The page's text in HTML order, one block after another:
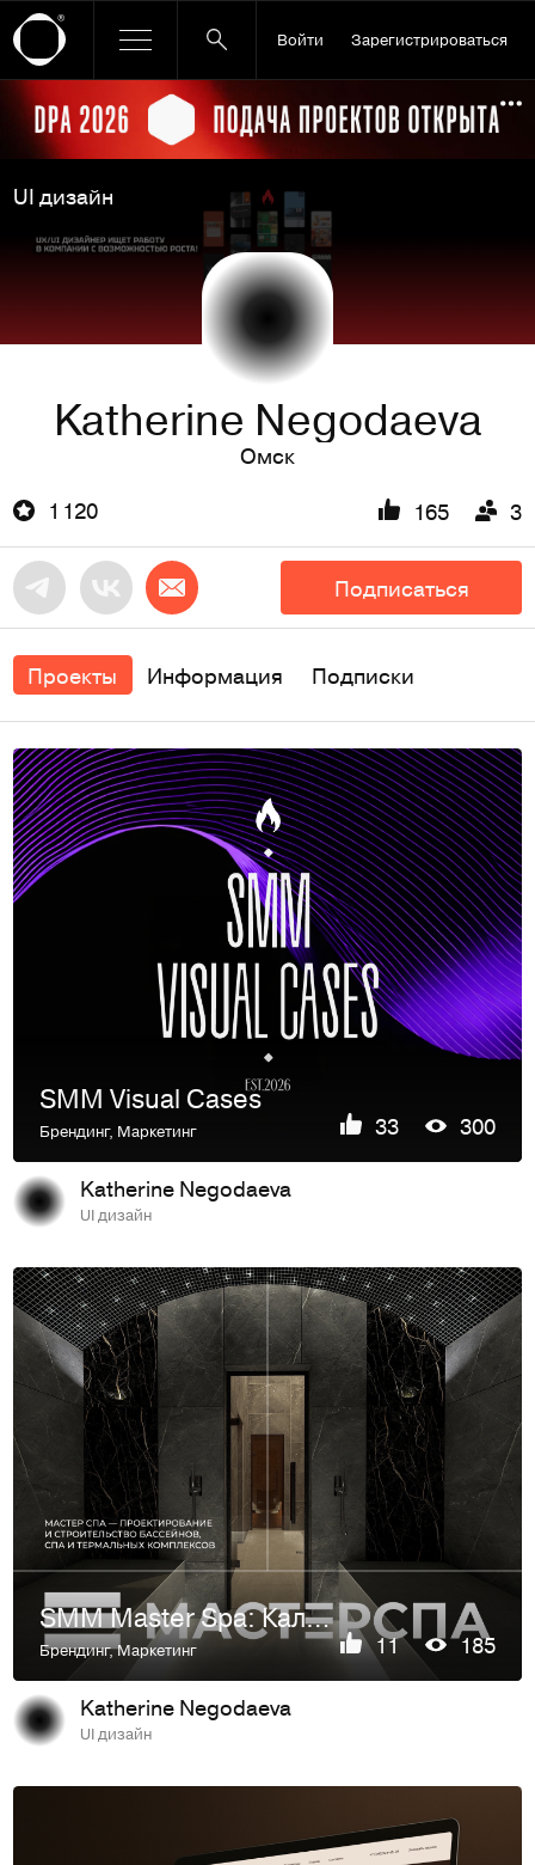
Войти Зарегистрироваться
Ссылка баннера
UI дизайн
Katherine Negodaeva
Омск
1 120
165 3
Подписаться
Проекты Информация Подписки
SMM Visual Cases
Брендинг, Маркетинг 33 300
Katherine Negodaeva
UI дизайн
SMM Master Spa: Калининград
Брендинг,Маркетинг 11 185
Katherine Negodaeva
UI дизайн